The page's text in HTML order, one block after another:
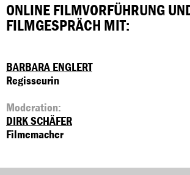
ONLINE FILMVORFÜHRUNG
FILMGESPRÄCH MIT:
BARBARA ENGLERT
Regisseurin
Moderation:
DIRK SCHÄFER
Filmemacher